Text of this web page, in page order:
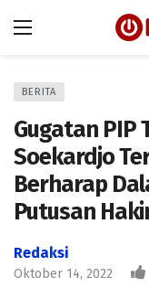
BERITA
Gugatan PIP
Soekardjo
Berharap
Putusan
Redaksi
Oktober 14, 2022